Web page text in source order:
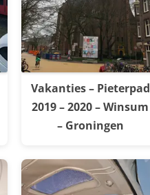
Vakanties – Pieterpad
2019 – 2020 – Winsum
– Groningen